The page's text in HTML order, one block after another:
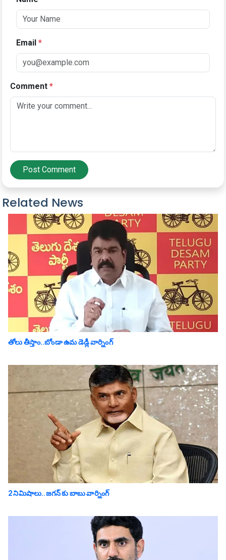
Email *
Comment *
Post Comment
Related News
తోలు తీస్తాం..బోండా ఉమ డెడ్లీ వార్నింగ్
2 నిమిషాలు..జగన్ కు బాబు వార్నింగ్